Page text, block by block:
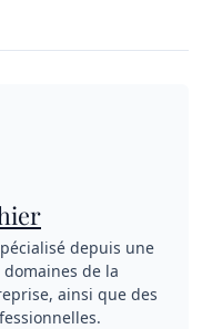
depuis une
domaines de la
ainsi que des